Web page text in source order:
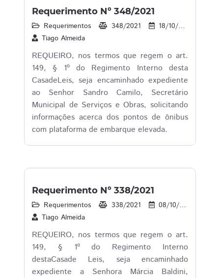
Requerimento Nº 348/2021
Requerimentos 348/2021 18/10/2021
Tiago Almeida
REQUEIRO, nos termos que regem o art.
149, § 1º do Regimento Interno desta
CasadeLeis, seja encaminhado expediente
ao Senhor Sandro Camilo, Secretário
Municipal de Serviços e Obras, solicitando
informações acerca dos pontos de ônibus
com plataforma de embarque elevada.
Requerimento Nº 338/2021
Requerimentos 338/2021 08/10/2021
Tiago Almeida
REQUEIRO, nos termos que regem o art.
149, § 1º do Regimento Interno
destaCasade Leis, seja encaminhado
expediente a Senhora Márcia Baldini,